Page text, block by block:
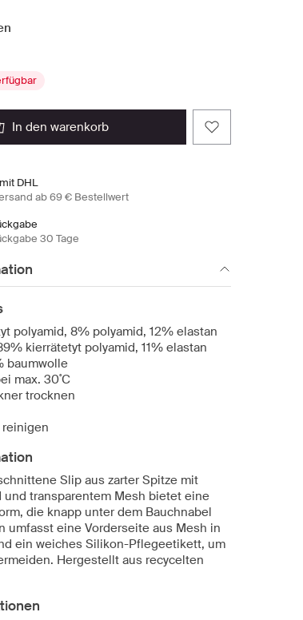
in den warenkorb
DHL
ab 69 € Bestellwert
30 Tage
polyamid, 8% polyamid, 12% elastan
kierrätetyt polyamid, 11% elastan
baumwolle
max. 30˚C
trocknen
Slip aus zarter Spitze mit
und transparentem Mesh bietet eine
die knapp unter dem Bauchnabel
umfasst eine Vorderseite aus Mesh in
ein weiches Silikon-Pflegeetikett, um
Hergestellt aus recycelten